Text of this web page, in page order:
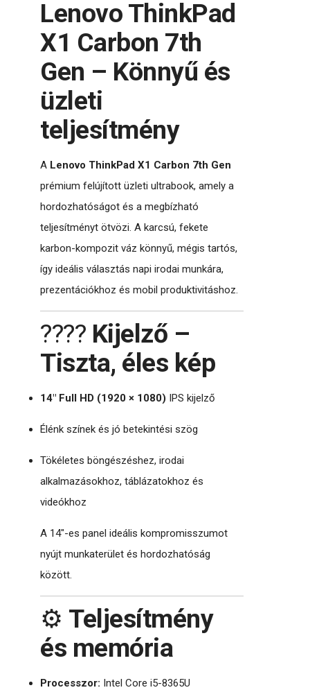
Lenovo ThinkPad
X1 Carbon 7th
Gen – Könnyű és
üzleti
teljesítmény
A Lenovo ThinkPad X1 Carbon 7th Gen
prémium felújított üzleti ultrabook, amely a
hordozhatóságot és a megbízható
teljesítményt ötvözi. A karcsú, fekete
karbon-kompozit váz könnyű, mégis tartós,
így ideális választás napi irodai munkára,
prezentációkhoz és mobil produktivitáshoz.
???? Kijelző –
Tiszta, éles kép
14″ Full HD (1920 × 1080) IPS kijelző
Élénk színek és jó betekintési szög
Tökéletes böngészéshez, irodai
alkalmazásokhoz, táblázatokhoz és
videókhoz
A 14″-es panel ideális kompromisszumot
nyújt munkaterület és hordozhatóság
között.
⚙️ Teljesítmény
és memória
Processzor: Intel Core i5-8365U